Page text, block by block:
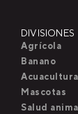
DIVISIONES
Agrícola
Banano
Acuacultura
Mascotas
Salud animal